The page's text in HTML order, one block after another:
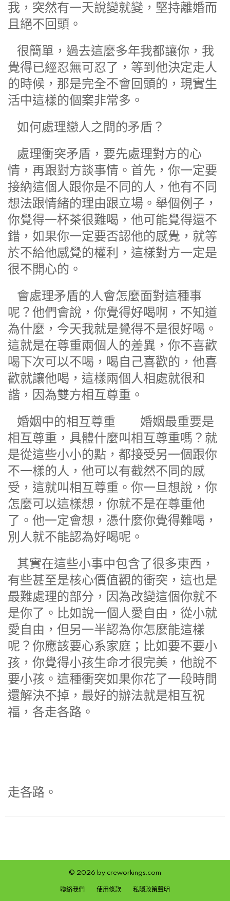
我，突然有一天說變就變，堅持離婚而
且絕不回頭。
很簡單，過去這麼多年我都讓你，我
覺得已經忍無可忍了，等到他決定走人
的時候，那是完全不會回頭的，現實生
活中這樣的個案非常多。
如何處理戀人之間的矛盾？
處理衝突矛盾，要先處理對方的心
情，再跟對方談事情。首先，你一定要
接納這個人跟你是不同的人，他有不同
想法跟情緒的理由跟立場。舉個例子，
你覺得一杯茶很難喝，他可能覺得還不
錯，如果你一定要否認他的感覺，就等
於不給他感覺的權利，這樣對方一定是
很不開心的。
會處理矛盾的人會怎麼面對這種事
呢？他們會說，你覺得好喝啊，不知道
為什麼，今天我就是覺得不是很好喝。
這就是在尊重兩個人的差異，你不喜歡
喝下次可以不喝，喝自己喜歡的，他喜
歡就讓他喝，這樣兩個人相處就很和
諧，因為雙方相互尊重。
婚姻中的相互尊重 婚姻最重要是
相互尊重，具體什麼叫相互尊重嗎？就
是從這些小小的點，都接受另一個跟你
不一樣的人，他可以有截然不同的感
受，這就叫相互尊重。你一旦想說，你
怎麼可以這樣想，你就不是在尊重他
了。他一定會想，憑什麼你覺得難喝，
別人就不能認為好喝呢。
其實在這些小事中包含了很多東西，
有些甚至是核心價值觀的衝突，這也是
最難處理的部分，因為改變這個你就不
是你了。比如說一個人愛自由，從小就
愛自由，但另一半認為你怎麼能這樣
呢？你應該要心系家庭；比如要不要小
孩，你覺得小孩生命才很完美，他說不
要小孩。這種衝突如果你花了一段時間
還解決不掉，最好的辦法就是相互祝
福，各走各路。
走各路。
© 2026 by creworkings.com
聯絡我們
使用條款 私隱政策聲明